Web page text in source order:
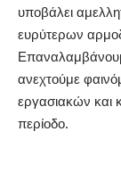
υποβάλει
ευρύτερων
ανεχτούμε
εργασιακών και
περίοδο.